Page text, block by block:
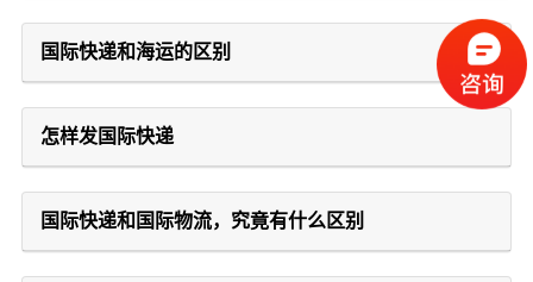
国际快递和海运的区别
怎样发国际快递
国际快递和国际物流，究竟有什么区别